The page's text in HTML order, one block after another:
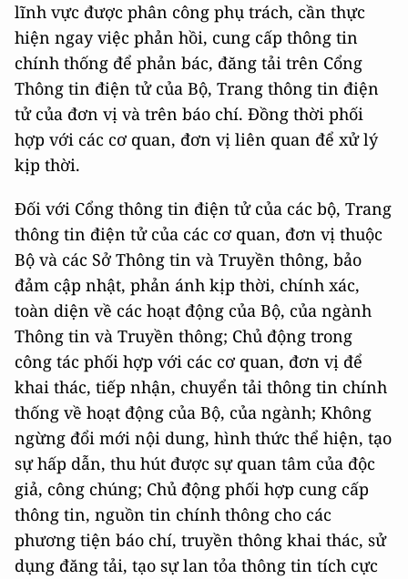
lĩnh vực được phân công phụ trách, cần thực
hiện ngay việc phản hồi, cung cấp thông tin
chính thống để phản bác, đăng tải trên Cổng
Thông tin điện tử của Bộ, Trang thông tin điện
tử của đơn vị và trên báo chí. Đồng thời phối
hợp với các cơ quan, đơn vị liên quan để xử lý
kịp thời.
Đối với Cổng thông tin điện tử của các bộ, Trang
thông tin điện tử của các cơ quan, đơn vị thuộc
Bộ và các Sở Thông tin và Truyền thông, bảo
đảm cập nhật, phản ánh kịp thời, chính xác,
toàn diện về các hoạt động của Bộ, của ngành
Thông tin và Truyền thông; Chủ động trong
công tác phối hợp với các cơ quan, đơn vị để
khai thác, tiếp nhận, chuyển tải thông tin chính
thống về hoạt động của Bộ, của ngành; Không
ngừng đổi mới nội dung, hình thức thể hiện, tạo
sự hấp dẫn, thu hút được sự quan tâm của độc
giả, công chúng; Chủ động phối hợp cung cấp
thông tin, nguồn tin chính thông cho các
phương tiện báo chí, truyền thông khai thác, sử
dụng đăng tải, tạo sự lan tỏa thông tin tích cực